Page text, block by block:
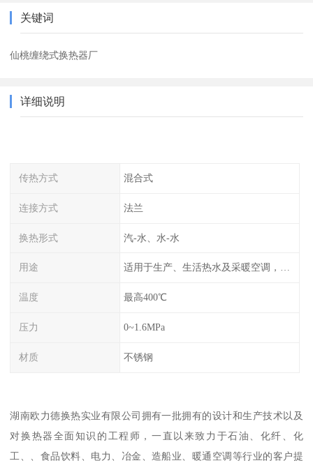
关键词
仙桃缠绕式换热器厂
详细说明
传热方式 混合式
连接方式 法兰
换热形式 汽-水、水-水
用途 适用于生产、生活热水及采暖空调，化工医药气体冷凝回收等多种换热场合
温度 最高400℃
压力 0~1.6MPa
材质 不锈钢
湖南欧力德换热实业有限公司拥有一批拥有的设计和生产技术以及
对换热器全面知识的工程师，一直以来致力于石油、化纤、化
工、、食品饮料、电力、冶金、造船业、暖通空调等行业的客户提